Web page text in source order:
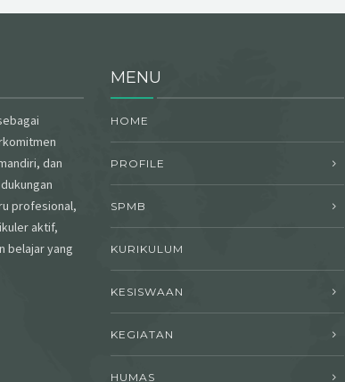
dan
profesional,
aktif,
belajar yang
MENU
HOME
PROFILE
SPMB
KURIKULUM
KESISWAAN
KEGIATAN
HUMAS